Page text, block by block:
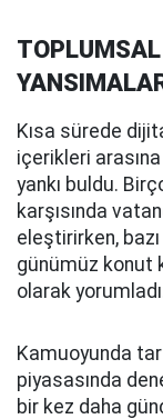
Kısa sürede
içerikleri
yankı buldu.
karşısında
eleştirirken,
günümüz konut
olarak
Kamuoyunda
piyasasında
bir kez daha